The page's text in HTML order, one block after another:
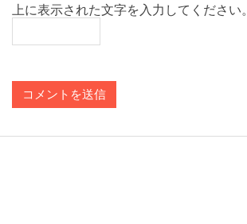
上に表示された文字を入力してください。